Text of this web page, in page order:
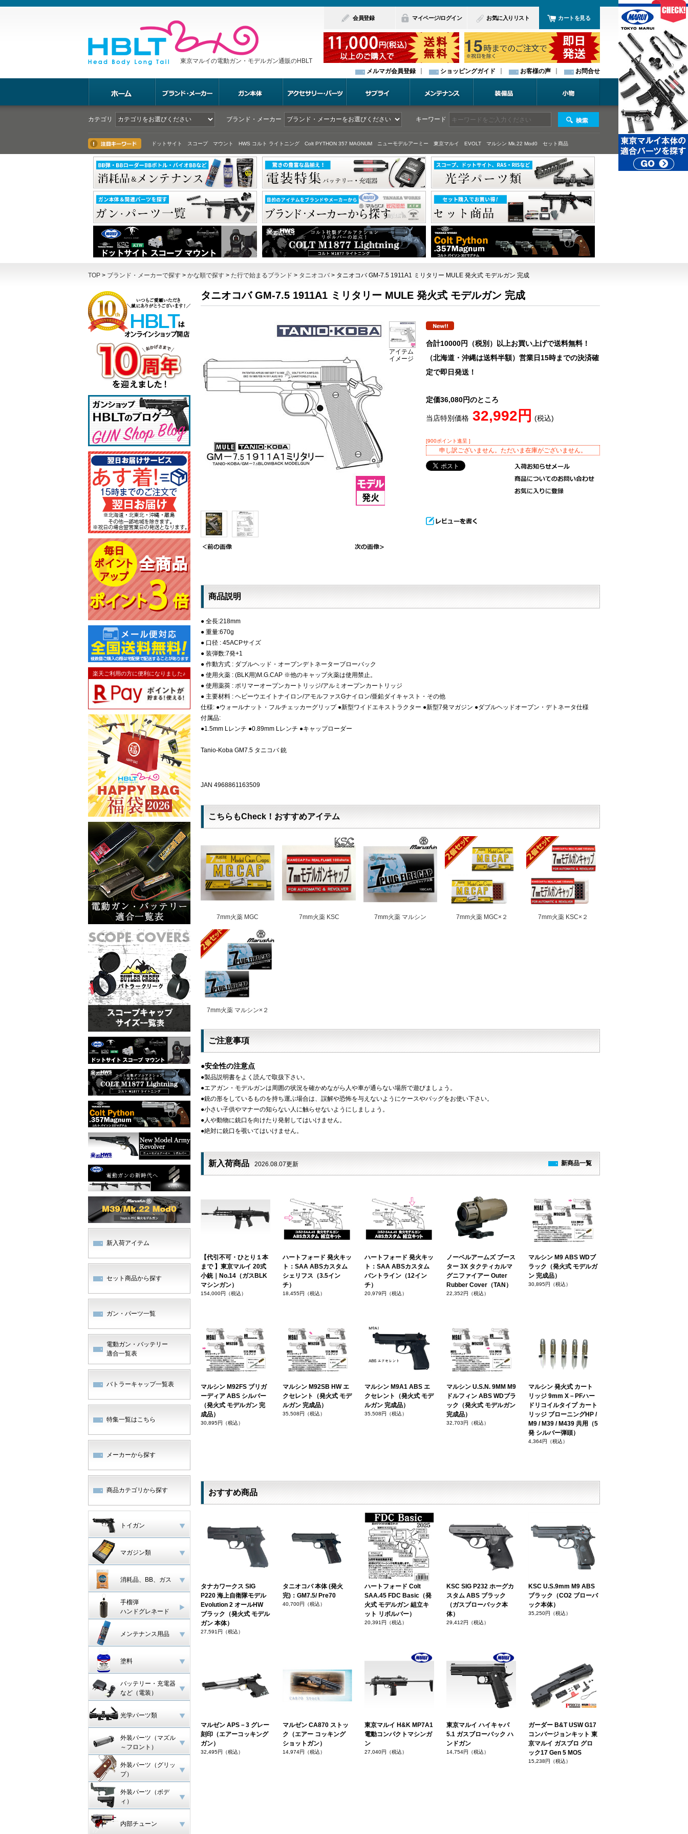
東京マルイの電動ガン・モデルガン通販のHBLT
会員登録 マイページ/ログイン お気に入りリスト カートを見る
メルマガ会員登録 ショッピングガイド お客様の声 お問合せ
カテゴリ ブランド・メーカー キーワード
ドットサイト スコープ マウント HWS コルト ライトニング Colt PYTHON 357 MAGNUM ニューモデルアーミー 東京マルイ EVOLT マルシン Mk.22 Mod0 セット商品
TOP > ブランド・メーカーで探す > かな順で探す > た行で始まるブランド > タニオコバ> タニオコバ GM-7.5 1911A1 ミリタリー MULE 発火式 モデルガン 完成
楽天ご利用の方に便利になりました♪
新入荷アイテム
セット商品から探す
ガン・パーツ一覧
電動ガン・バッテリー
適合一覧表
バトラーキャップ一覧表
特集一覧はこちら
メーカーから探す
商品カテゴリから探す
トイガン
マガジン類
消耗品、BB、ガス
手榴弾
ハンドグレネード
メンテナンス用品
塗料
バッテリー・充電器
など（電装）
光学パーツ類
外装パーツ（マズル
～フロント）
外装パーツ（グリッ
プ）
外装パーツ（ボデ
ィ）
内部チューン
タニオコバ GM-7.5 1911A1 ミリタリー MULE 発火式 モデルガン 完成
合計10000円（税別）以上お買い上げで送料無料！
（北海道・沖縄は送料半額）営業日15時までの決済確
定で即日発送！
定価36,080円のところ
当店特別価格 32,992円 (税込)
[900ポイント進呈 ]
申し訳ございません。ただいま在庫がございません。
アイテム
イメージ
商品説明
● 全長:218mm
● 重量:670g
● 口径 : 45ACPサイズ
● 装弾数:7発+1
● 作動方式 : ダブルヘッド・オープンデトネーターブローバック
● 使用火薬 : (BLK用)M.G.CAP ※他のキャップ火薬は使用禁止。
● 使用薬莢 : ポリマーオープンカートリッジ/アルミオープンカートリッジ
● 主要材料 : ヘビーウエイトナイロン/アモルファスGナイロン/亜鉛ダイキャスト・その他
仕様: ●ウォールナット・フルチェッカーグリップ ●新型ワイドエキストラクター ●新型7発マガジン ●ダブルヘッドオープン・デトネータ仕様
付属品:
●1.5mm Lレンチ ●0.89mm Lレンチ ●キャップローダー
Tanio-Koba GM7.5 タニコバ 銃
JAN 4968861163509
こちらもCheck！おすすめアイテム
7mm火薬 MGC 7mm火薬 KSC 7mm火薬 マルシン 7mm火薬 MGC×２ 7mm火薬 KSC×２
7mm火薬 マルシン×２
ご注意事項
●安全性の注意点
●製品説明書をよく読んで取扱下さい。
●エアガン・モデルガンは周囲の状況を確かめながら人や車が通らない場所で遊びましょう。
●銃の形をしているものを持ち運ぶ場合は、誤解や恐怖を与えないようにケースやバッグをお使い下さい。
●小さい子供やマナーの知らない人に触らせないようにしましょう。
●人や動物に銃口を向けたり発射してはいけません。
●絶対に銃口を覗いてはいけません。
新入荷商品 2026.08.07更新 新商品一覧
【代引不可・ひとり１本
まで 】東京マルイ 20式
小銃｜No.14（ガスBLK
マシンガン）
154,000円（税込）
ハートフォード 発火キッ
ト：SAA ABSカスタム
シェリフス（3.5イン
チ）
18,455円（税込）
ハートフォード 発火キッ
ト：SAA ABSカスタム
バントライン（12イン
チ）
20,979円（税込）
ノーベルアームズ ブース
ター 3X タクティカルマ
グニファイアー Outer
Rubber Cover（TAN）
22,352円（税込）
マルシン M9 ABS WDブ
ラック（発火式 モデルガ
ン 完成品）
30,895円（税込）
マルシン M92FS ブリガ
ーディア ABS シルバー
（発火式 モデルガン 完
成品）
30,895円（税込）
マルシン M92SB HW エ
クセレント（発火式 モデ
ルガン 完成品）
35,508円（税込）
マルシン M9A1 ABS エ
クセレント（発火式 モデ
ルガン 完成品）
35,508円（税込）
マルシン U.S.N. 9MM M9
ドルフィン ABS WDブラ
ック（発火式 モデルガン
完成品）
32,703円（税込）
マルシン 発火式 カート
リッジ 9mm X－PFハー
ドリコイルタイプ カート
リッジ ブローニングHP /
M9 / M39 / M439 共用（5
発 シルバー弾頭）
4,364円（税込）
おすすめ商品
タナカワークス SIG
P220 海上自衛隊モデル
Evolution 2 オールHW
ブラック（発火式 モデル
ガン 本体）
27,591円（税込）
タニオコバ 本体 (発火
完)：GM7.5/ Pre70
40,700円（税込）
ハートフォード Colt
SAA.45 FDC Basic（発
火式 モデルガン 組立キ
ット リボルバー）
20,391円（税込）
KSC SIG P232 ホーグカ
スタム ABS ブラック
（ガスブローバック本
体）
29,412円（税込）
KSC U.S.9mm M9 ABS
ブラック（CO2 ブローバ
ック本体）
35,250円（税込）
マルゼン APS－3 グレー
刻印（エアーコッキング
ガン）
32,495円（税込）
マルゼン CA870 ストッ
ク（エアー コッキング
ショットガン）
14,974円（税込）
東京マルイ H&K MP7A1
電動コンパクトマシンガ
ン
27,040円（税込）
東京マルイ ハイキャパ
5.1 ガスブローバック ハ
ンドガン
14,754円（税込）
ガーダー B&T USW G17
コンバージョンキット 東
京マルイ ガスブロ グロ
ック17 Gen 5 MOS
15,238円（税込）